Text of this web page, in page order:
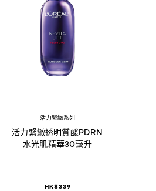
活力緊緻系列
活力緊緻透明質酸PDRN
水光肌精華30毫升
HK$339